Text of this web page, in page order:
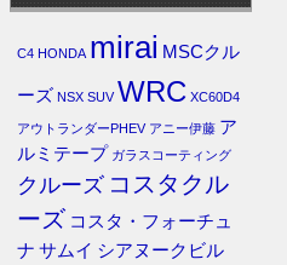
C4 HONDA mirai MSCクル
ーズ NSX SUV WRC XC60D4
アウトランダーPHEV アニー伊藤 ア
ルミテープ ガラスコーティング
クルーズ コスタクル
ーズ コスタ・フォーチュ
ナ サムイ シアヌークビル